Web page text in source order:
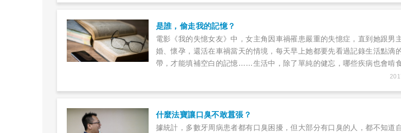
是誰，偷走我的記憶？
電影《我的失憶女友》中，女主角因車禍罹患嚴重的失憶症，直到她跟男
婚、懷孕，還活在車禍當天的情境，每天早上她都要先看過記錄生活點滴
帶，才能填補空白的記憶……生活中，除了單純的健忘，哪些疾病也會啃
什麼法寶讓口臭不敢囂張？
據統計，多數牙周病患者都有口臭困擾，但大部分有口臭的人，都不知道